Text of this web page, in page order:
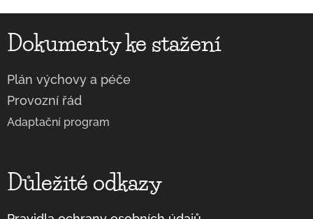
Dokumenty ke stažení
Plán výchovy a péče
Provozní řád
Adaptační program
Důležité odkazy